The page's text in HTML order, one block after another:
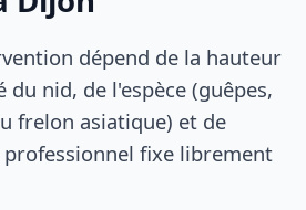
dépend de la hauteur
du nid, de l'espèce (guêpes,
frelon asiatique) et de
professionnel fixe librement